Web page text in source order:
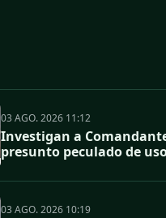
03 AGO. 2026 11:12
Investigan a
presunto peculado de
03 AGO. 2026 10:19